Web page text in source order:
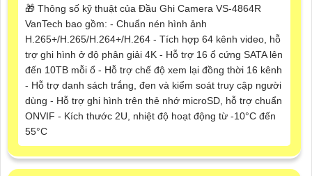
🎁 Thông số kỹ thuật của Đầu Ghi Camera VS-4864R
VanTech bao gồm: - Chuẩn nén hình ảnh
H.265+/H.265/H.264+/H.264 - Tích hợp 64 kênh video, hỗ
trợ ghi hình ở độ phân giải 4K - Hỗ trợ 16 ổ cứng SATA lên
đến 10TB mỗi ổ - Hỗ trợ chế độ xem lại đồng thời 16 kênh
- Hỗ trợ danh sách trắng, đen và kiểm soát truy cập người
dùng - Hỗ trợ ghi hình trên thẻ nhớ microSD, hỗ trợ chuẩn
ONVIF - Kích thước 2U, nhiệt độ hoạt động từ -10°C đến
55°C